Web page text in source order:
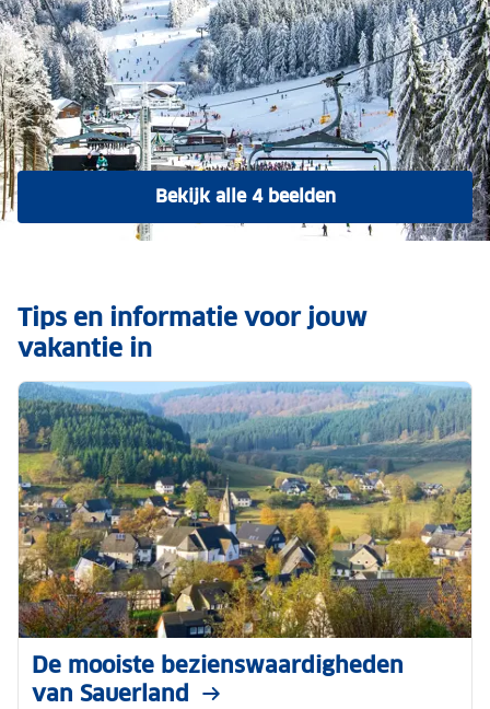
Bekijk alle 4 beelden
Tips en informatie voor jouw
vakantie in
De mooiste bezienswaardigheden
van Sauerland